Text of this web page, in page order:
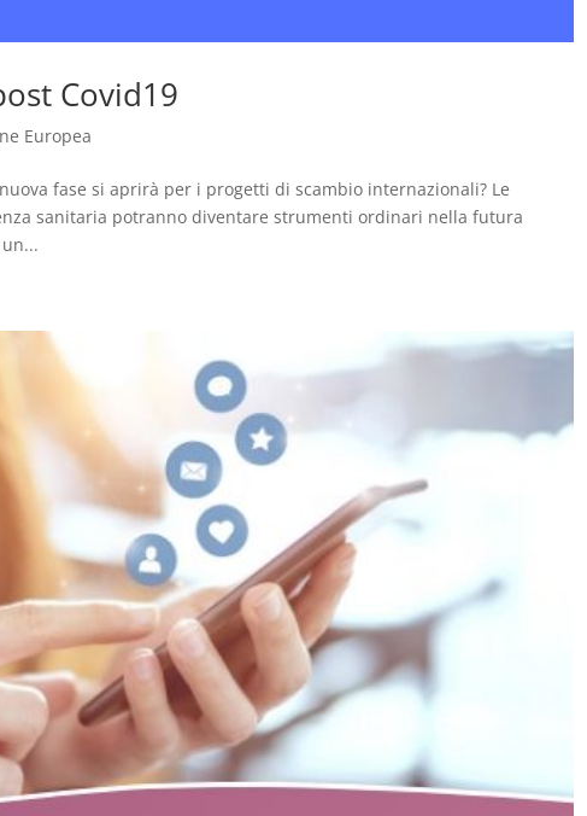
Covid19
Europea
fase si aprirà per i progetti di scambio internazionali? Le
sanitaria potranno diventare strumenti ordinari nella futura